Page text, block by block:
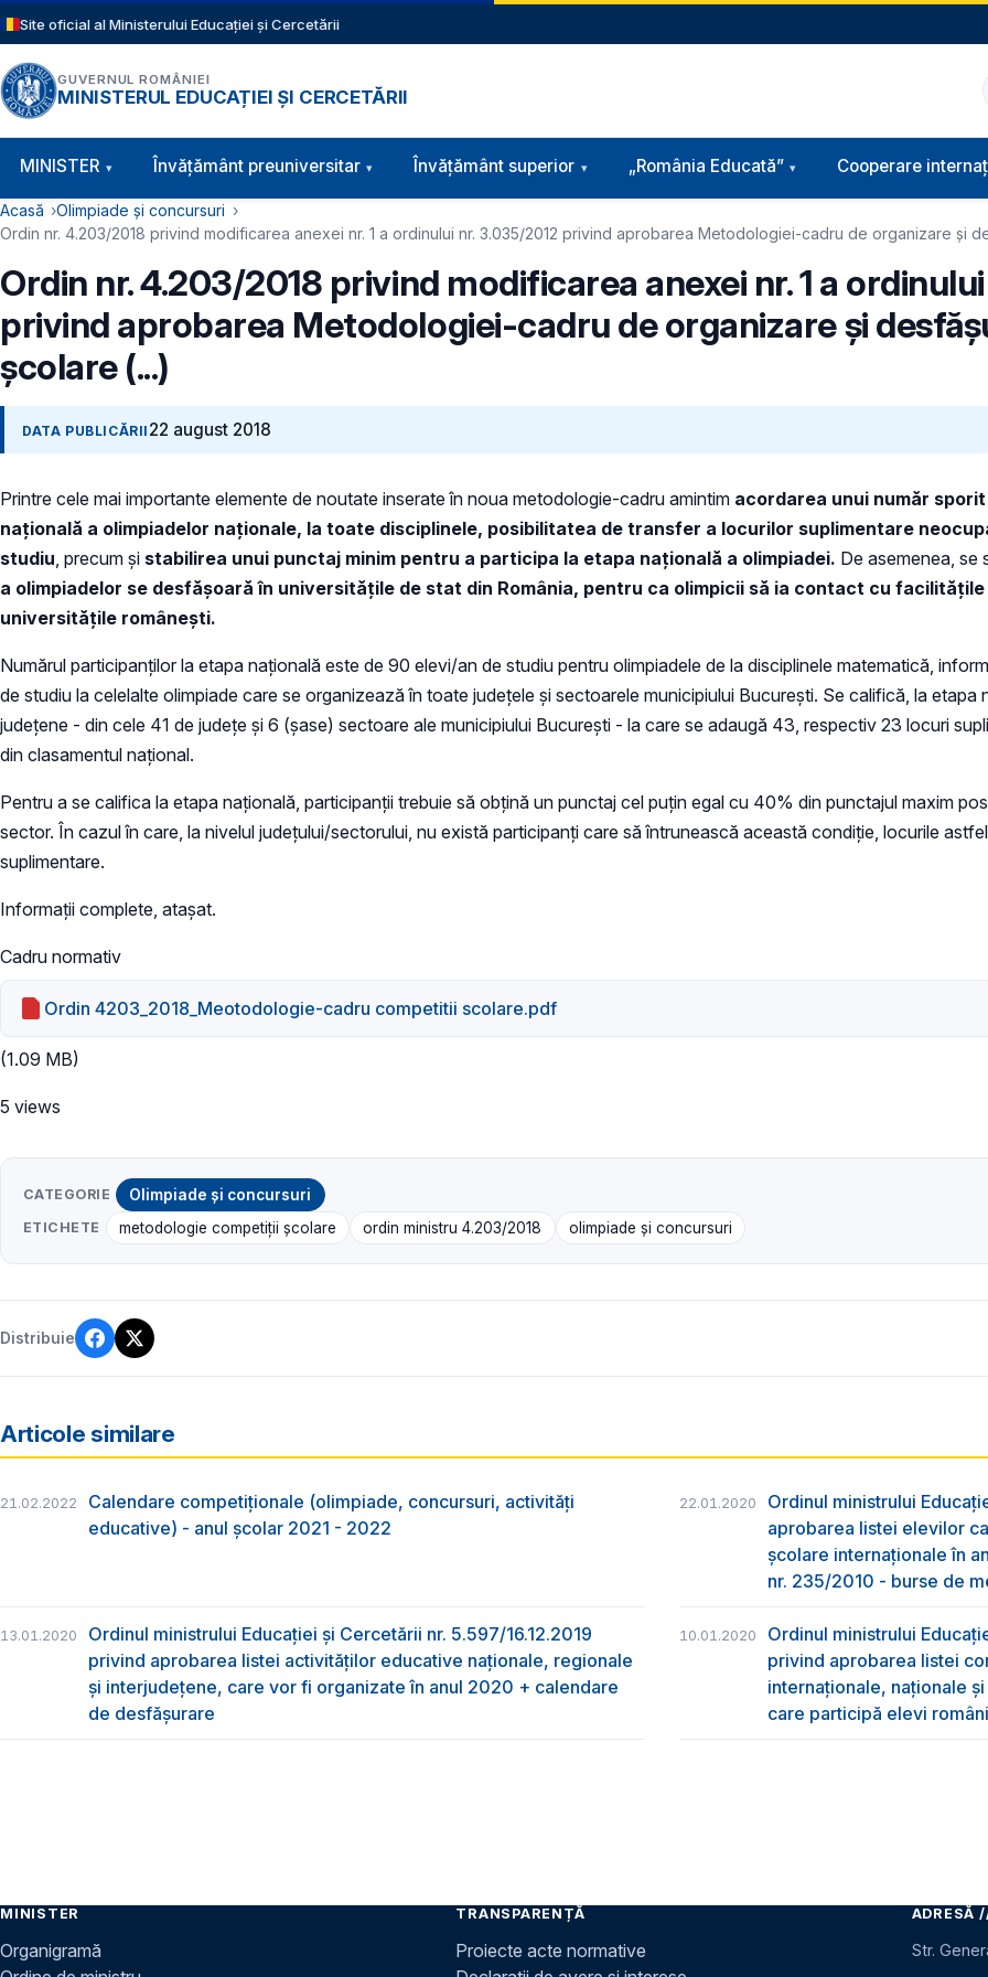
Sari la conținutul principal
Site oficial al Ministerului Educației și Cercetării
GUVERNUL ROMÂNIEI
MINISTERUL EDUCAȚIEI ȘI CERCETĂRII
Navigație principală
MINISTER Învăţământ preuniversitar Învățământ superior „România Educată” Cooperare
Cale de navigare
Acasă
Olimpiade și concursuri
Ordin nr. 4.203/2018 privind modificarea anexei nr. 1 a ordinului nr. 3.035/2012 privind aprobarea Metodologiei-cadru de organizare și
Ordin nr. 4.203/2018 privind modificarea anexei nr. 1 a
privind aprobarea Metodologiei-cadru de organizare și
școlare (...)
DATA PUBLICĂRII 22 august 2018
Printre cele mai importante elemente de noutate inserate în noua metodologie-cadru amintim acordarea unui număr
naţională a olimpiadelor naţionale, la toate disciplinele, posibilitatea de transfer a locurilor suplimentare
studiu, precum şi stabilirea unui punctaj minim pentru a participa la etapa națională a olimpiadei. De asemenea, se
a olimpiadelor se desfășoară în universitățile de stat din România, pentru ca olimpicii să ia contact cu
universitățile românești.
Numărul participanților la etapa națională este de 90 elevi/an de studiu pentru olimpiadele de la disciplinele matematică,
de studiu la celelalte olimpiade care se organizează în toate județele și sectoarele municipiului București. Se califică, la
județene - din cele 41 de județe și 6 (șase) sectoare ale municipiului București - la care se adaugă 43, respectiv 23 locuri
din clasamentul național.
Pentru a se califica la etapa națională, participanţii trebuie să obţină un punctaj cel puţin egal cu 40% din punctajul maxim
sector. În cazul în care, la nivelul judeţului/sectorului, nu există participanţi care să întrunească această condiţie, locurile
suplimentare.
Informații complete, atașat.
Cadru normativ
Ordin 4203_2018_Meotodologie-cadru competitii scolare.pdf
(1.09 MB)
5 views
CATEGORIE Olimpiade și concursuri
ETICHETE metodologie competiții școlare ordin ministru 4.203/2018 olimpiade și concursuri
Distribuie
Articole similare
21.02.2022
Calendare competiționale (olimpiade, concursuri, activități
educative) - anul școlar 2021 - 2022
22.01.2020
Ordinul ministrului
aprobarea listei elevilor
şcolare internaţionale în
nr. 235/2010 - burse de
13.01.2020
Ordinul ministrului Educației și Cercetării nr. 5.597/16.12.2019
privind aprobarea listei activităților educative naționale, regionale
și interjudețene, care vor fi organizate în anul 2020 + calendare
de desfășurare
10.01.2020
Ordinul ministrului
privind aprobarea listei
internaționale, naționale
care participă elevi români
MINISTER
Organigramă
TRANSPARENȚĂ
Proiecte acte normative
ADRESĂ
Str.